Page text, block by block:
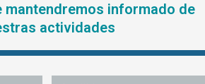
mantendremos informado de
actividades